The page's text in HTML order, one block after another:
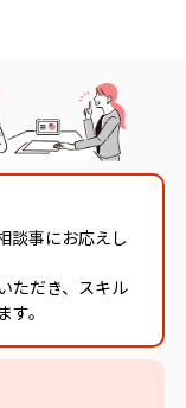
談事にお応えし
ただき、スキル
。